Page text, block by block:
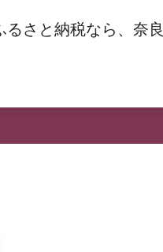
るさと納税なら、奈良